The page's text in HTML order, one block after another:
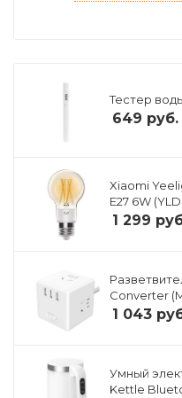
Тестер
649 руб.
Xiaomi
E27 6W
1 299
Converter
1 043
Умный
Kettle